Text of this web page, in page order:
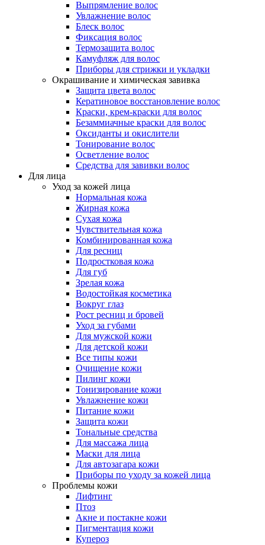
Выпрямление волос
Увлажнение волос
Блеск волос
Фиксация волос
Термозащита волос
Камуфляж для волос
Приборы для стрижки и укладки
Окрашивание и химическая завивка
Защита цвета волос
Кератиновое восстановление волос
Краски, крем-краски для волос
Безаммиачные краски для волос
Оксиданты и окислители
Тонирование волос
Осветление волос
Средства для завивки волос
Для лица
Уход за кожей лица
Нормальная кожа
Жирная кожа
Сухая кожа
Чувствительная кожа
Комбинированная кожа
Для ресниц
Подростковая кожа
Для губ
Зрелая кожа
Водостойкая косметика
Вокруг глаз
Рост ресниц и бровей
Уход за губами
Для мужской кожи
Для детской кожи
Все типы кожи
Очищение кожи
Пилинг кожи
Тонизирование кожи
Увлажнение кожи
Питание кожи
Защита кожи
Тональные средства
Для массажа лица
Маски для лица
Для автозагара кожи
Приборы по уходу за кожей лица
Проблемы кожи
Лифтинг
Птоз
Акне и постакне кожи
Пигментация кожи
Купероз